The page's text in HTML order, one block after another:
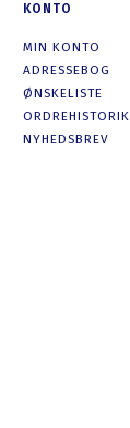
KONTO
MIN KONTO
ADRESSEBOG
ØNSKELISTE
ORDREHISTORIK
NYHEDSBREV